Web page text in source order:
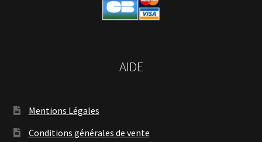
AIDE
Mentions Légales
Conditions générales de vente